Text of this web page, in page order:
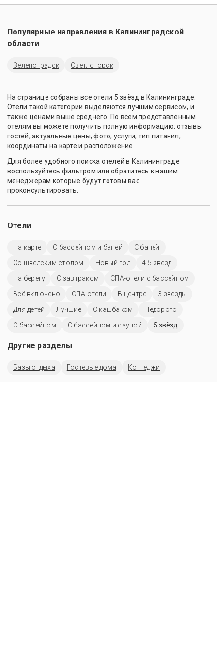
Популярные направления в Калининградской
области
Зеленоградск Светлогорск
На странице собраны все отели 5 звёзд в Калининграде.
Отели такой категории выделяются лучшим сервисом, и
также ценами выше среднего. По всем представленным
отелям вы можете получить полную информацию: отзывы
гостей, актуальные цены, фото, услуги, тип питания,
координаты на карте и расположение.
Для более удобного поиска отелей в Калининграде
воспользуйтесь фильтром или обратитесь к нашим
менеджерам которые будут готовы вас
проконсультировать.
Отели
На карте С бассейном и баней
С баней
Со шведским столом
Новый год
4-5 звёзд
На берегу
С завтраком
СПА-отели с бассейном
Всё включено
СПА-отели В центре
3 звезды
Для детей
Лучшие С кэшбэком
Недорого
C бассейном
С бассейном и сауной 5 звёзд
Другие разделы
Базы отдыха Гостевые дома Коттеджи